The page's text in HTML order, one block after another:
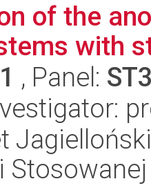
of the
with
, Panel:
Stosowanej